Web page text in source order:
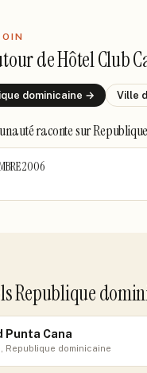
deHôtel Club
dominicaine → Ville
racontesur
2006
Republique
Punta Cana
Republique dominicaine